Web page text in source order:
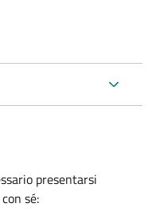
presentarsi
sé: